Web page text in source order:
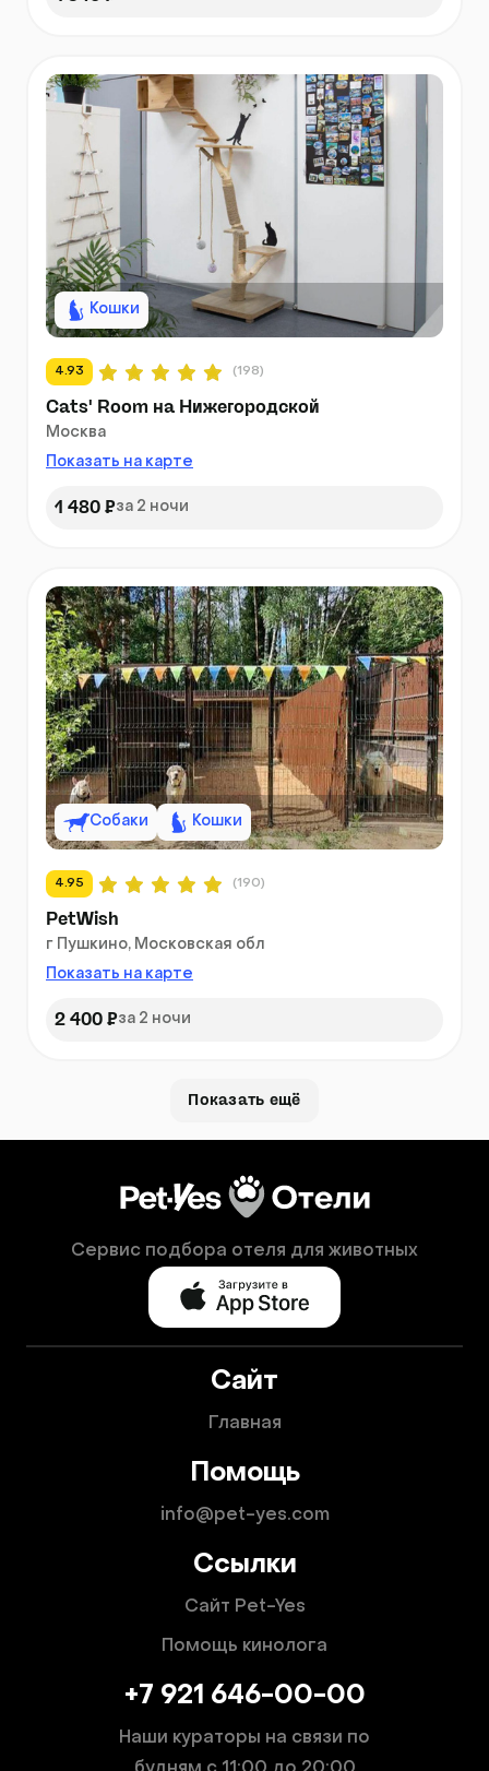
Кошки
4.93 (198)
Cats' Room на Нижегородской
Москва
Показать на карте
1 480 ₽за 2 ночи
Собаки Кошки
4.95 (190)
PetWish
г Пушкино, Московская обл
Показать на карте
2 400 ₽за 2 ночи
Показать ещё
Сервис подбора отеля для животных
Сайт
Главная
Помощь
info@pet-yes.com
Ссылки
Сайт Pet-Yes
Помощь кинолога
+7 921 646-00-00
Наши кураторы на связи по